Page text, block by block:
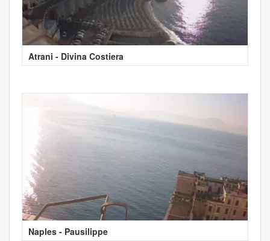
Atrani - Divina Costiera
Naples - Pausilippe